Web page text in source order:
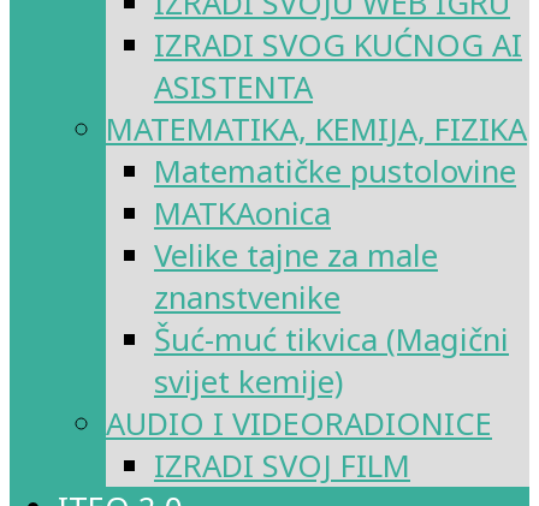
IZRADI SVOG KUĆNOG AI
ASISTENTA
MATEMATIKA, KEMIJA, FIZIKA
Matematičke pustolovine
MATKAonica
Velike tajne za male
znanstvenike
Šuć-muć tikvica (Magični
svijet kemije)
AUDIO I VIDEORADIONICE
IZRADI SVOJ FILM